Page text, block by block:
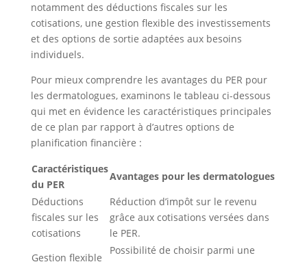
notamment des déductions fiscales sur les
cotisations, une gestion flexible des investissements
et des options de sortie adaptées aux besoins
individuels.
Pour mieux comprendre les avantages du PER pour
les dermatologues, examinons le tableau ci-dessous
qui met en évidence les caractéristiques principales
de ce plan par rapport à d’autres options de
planification financière :
Caractéristiques
du PER
Avantages pour les dermatologues
Déductions
fiscales sur les
cotisations
Réduction d’impôt sur le revenu
grâce aux cotisations versées dans
le PER.
Gestion flexible
Possibilité de choisir parmi une